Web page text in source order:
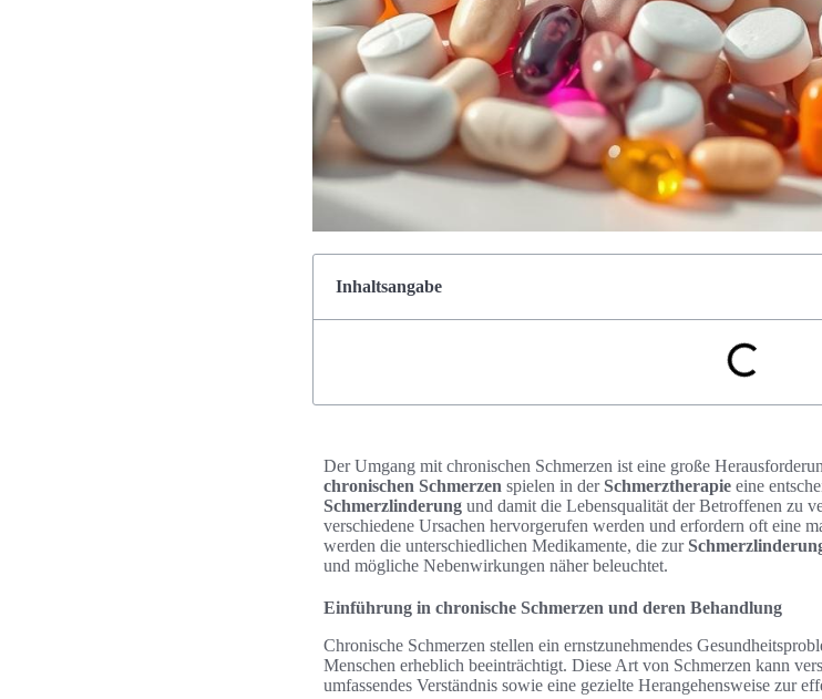
Inhaltsangabe
Der Umgang mit chronischen Schmerzen ist eine große
chronischen Schmerzen spielen in derSchmerztherapie eine
Schmerzlinderung und damit die Lebensqualität der Betroffenen zu
verschiedene Ursachen hervorgerufen werden und erfordern oft eine
werden die unterschiedlichen Medikamente, die zur
und mögliche Nebenwirkungen näher beleuchtet.
Einführung in chronische Schmerzen und deren Behandlung
Chronische Schmerzen stellen ein ernstzunehmendes
Menschen erheblich beeinträchtigt. Diese Art von Schmerzen kann
umfassendes Verständnis sowie eine gezielte Herangehensweise zur